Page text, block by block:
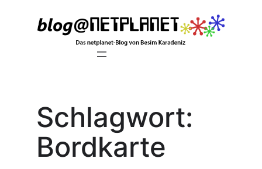
Schlagwort:
Bordkarte